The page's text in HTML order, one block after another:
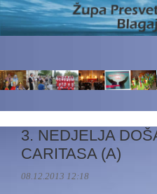
3. NEDJELJA
CARITASA (A)
08.12.2013 12:18